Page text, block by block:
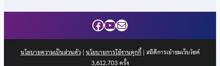
Facebook
YouTube
Mail
นโยบายความเป็นส่วนตัว| นโยบายการใช้งานคุกกี้| สถิติการเข้าชมเว็บไซต์
3,612,703ครั้ง